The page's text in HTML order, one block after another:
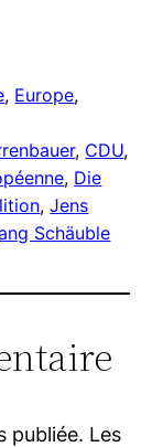
, Europe
, CDU
, Die
, Jens
Schäuble
publiée. Les